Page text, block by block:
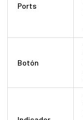
Ports
Botón